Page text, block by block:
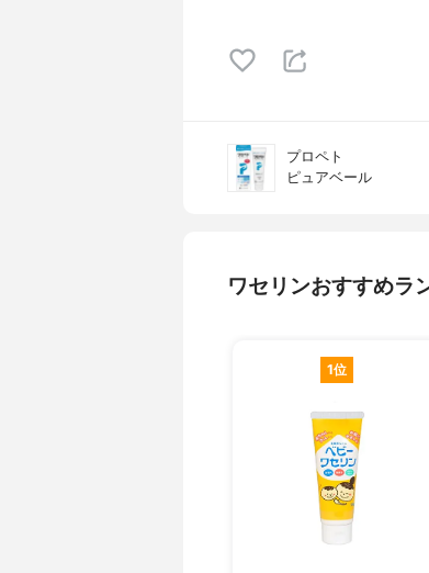
プロペト
ピュアベール
ワセリンおすすめラ
1位